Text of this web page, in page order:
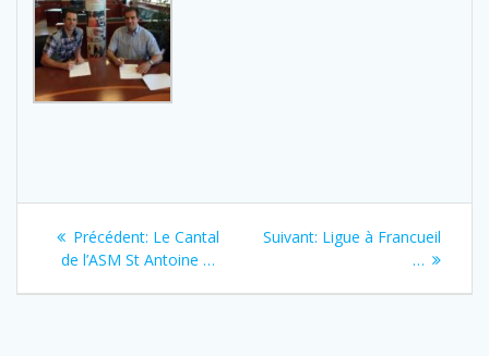
Navigation
Précédent: Previous
post:
Le Cantal
de l’ASM St Antoine …
Suivant: Next
Ligue à Francueil
…